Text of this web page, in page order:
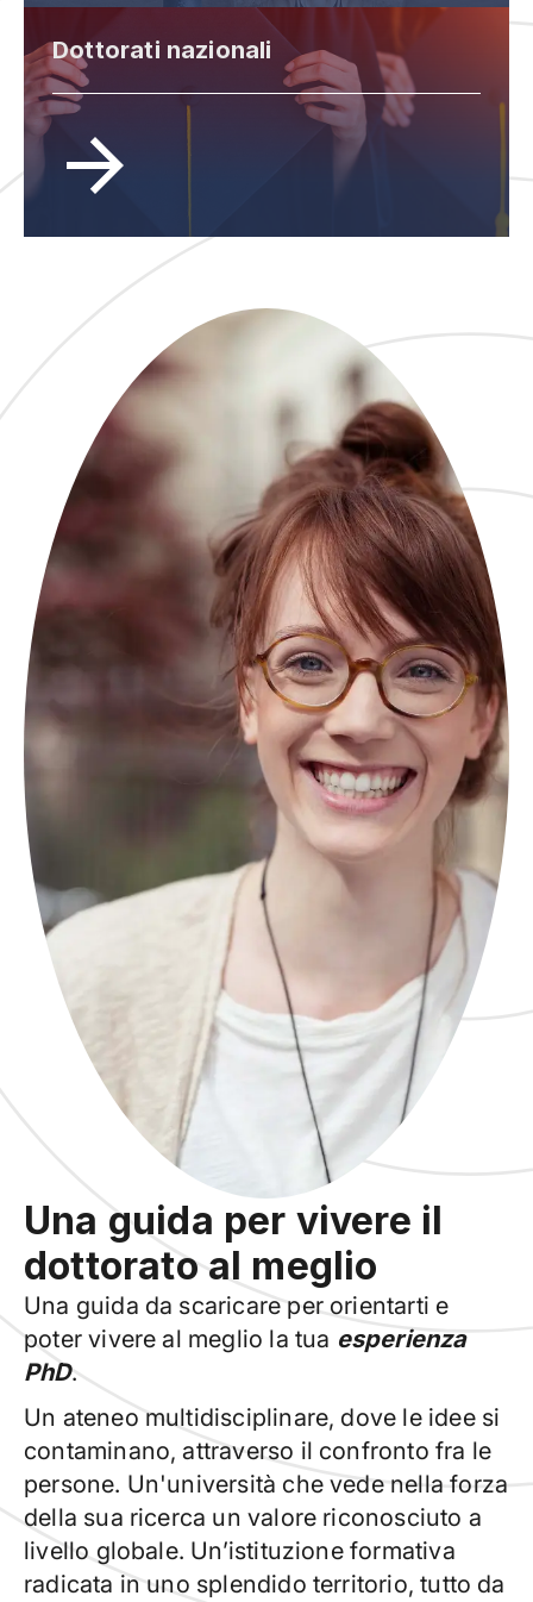
Dottorati nazionali
Una guida per vivere il
dottorato al meglio
Una guida da scaricare per orientarti e
poter vivere al meglio la tua esperienza
PhD.
Un ateneo multidisciplinare, dove le idee si
contaminano, attraverso il confronto fra le
persone. Un'università che vede nella forza
della sua ricerca un valore riconosciuto a
livello globale. Un’istituzione formativa
radicata in uno splendido territorio, tutto da